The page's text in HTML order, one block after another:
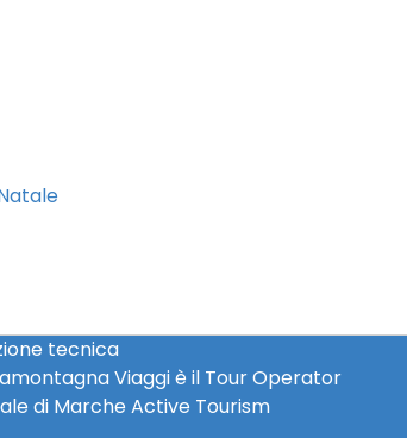
tecnica
Viaggi è il Tour Operator
di Marche Active Tourism